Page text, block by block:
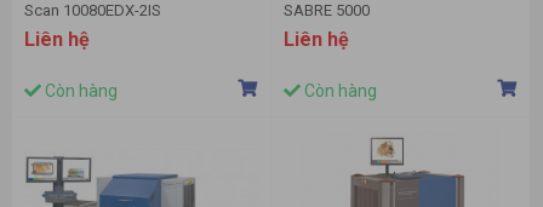
Scan 10080EDX-2IS
Liên hệ
Còn hàng
SABRE 5000
Liên hệ
Còn hàng